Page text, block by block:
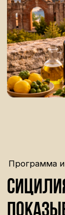
Путешествие
После встречи в
сторону Ното —
Вечером мы
настроением
День 1.
Катания и